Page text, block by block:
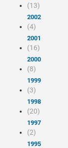
(13)
2002
(4)
2001
(16)
2000
(8)
1999
(3)
1998
(20)
1997
(2)
1995